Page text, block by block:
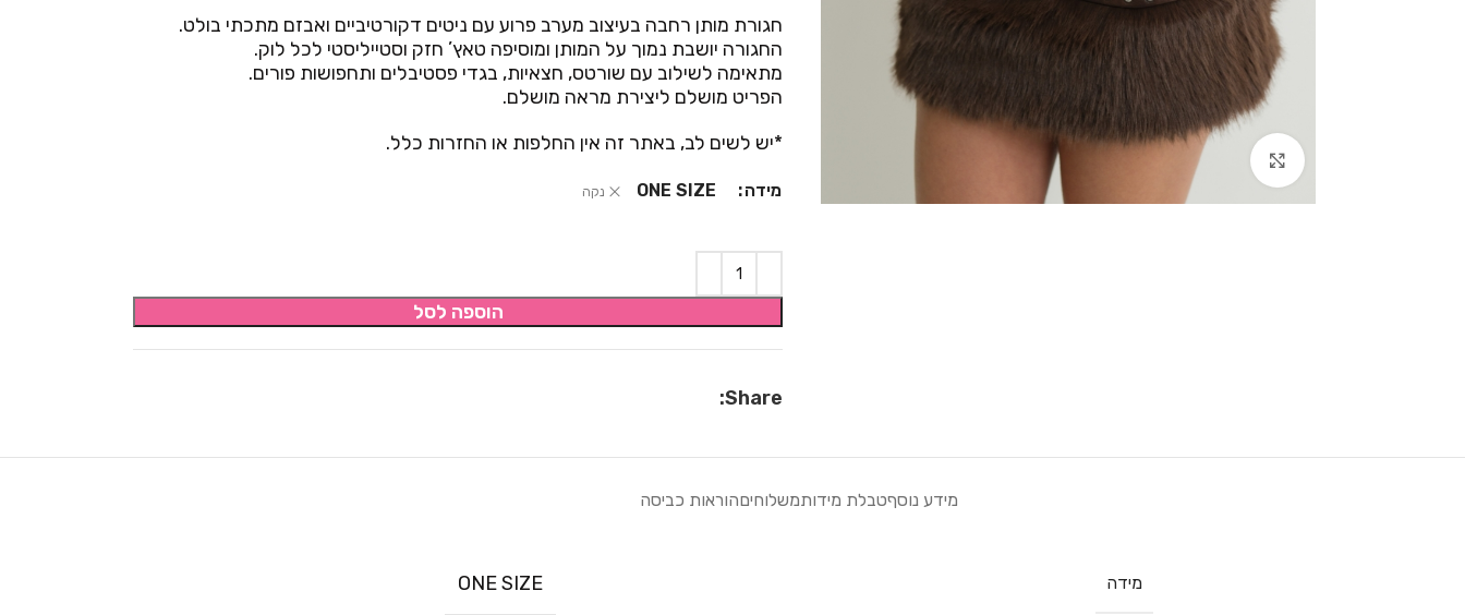
Click to enlarge
חגורת מותן רחבה בעיצוב מערב פרוע עם ניטים דקורטיביים ואבזם מתכתי בולט.
החגורה יושבת נמוך על המותן ומוסיפה טאץ’ חזק וסטייליסטי לכל לוק.
מתאימה לשילוב עם שורטס, חצאיות, בגדי פסטיבלים ותחפושות פורים.
הפריט מושלם ליצירת מראה מושלם.
*יש לשים לב, באתר זה אין החלפות או החזרות כלל.
מידה ONE SIZE נקה
הוספה לסל
Share:
מידע נוסףטבלת מידותמשלוחיםהוראות כביסה
מידה ONE SIZE